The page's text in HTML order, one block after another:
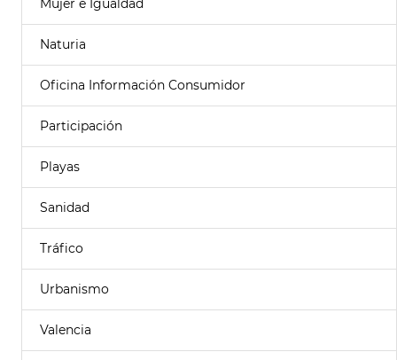
Naturia
Oficina Información Consumidor
Participación
Playas
Sanidad
Tráfico
Urbanismo
Valencia